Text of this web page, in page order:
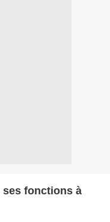
ses fonctions à